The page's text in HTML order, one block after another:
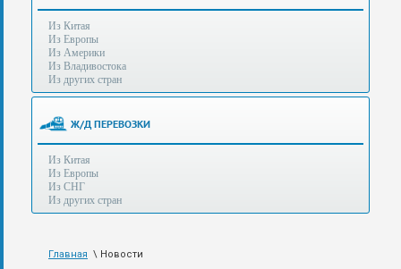
Таможенное
оформление
грузов
аэропортах
Москвы
Шереметьево,
Внуково,
также
авиа,
Из Китая
Из Европы
Из Америки
Из Владивостока
Из других стран
Ж/Д ПЕРЕВОЗКИ
Из Китая
Из Европы
Из СНГ
Из других стран
Главная \ Новости